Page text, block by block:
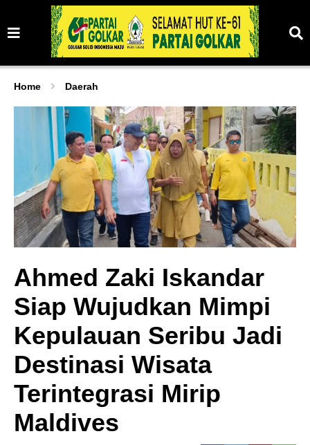
Home Daerah
Ahmed Zaki Iskandar
Siap Wujudkan Mimpi
Kepulauan Seribu Jadi
Destinasi Wisata
Terintegrasi Mirip
Maldives